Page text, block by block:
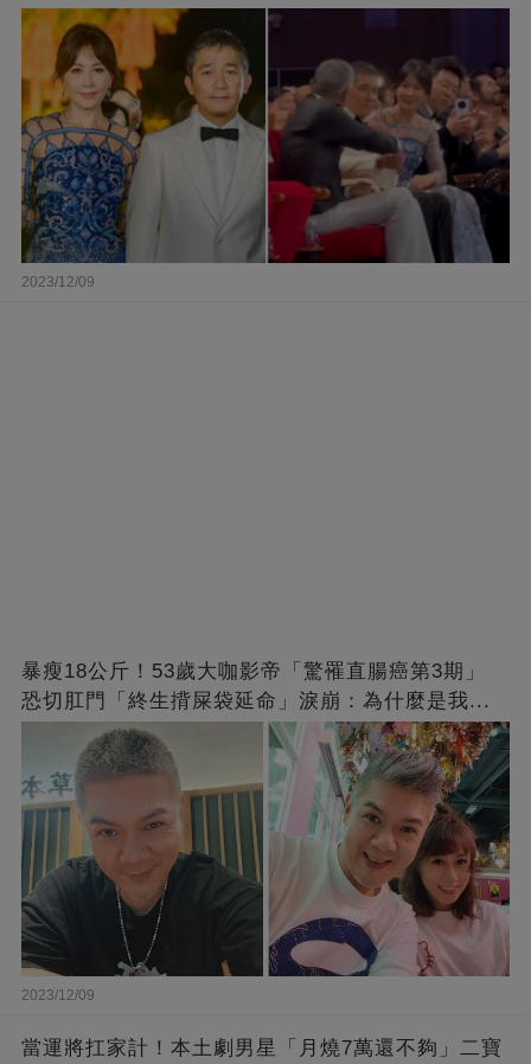
2023/12/09
暴瘦18公斤！53歲大咖影帝「驚罹直腸癌第3期」
恐切肛門「終生揹屎袋延命」淚崩：為什麼是我...
2023/12/09
當運將扛家計！本土劇男星「月燒7萬還不夠」二寶